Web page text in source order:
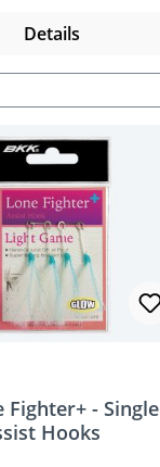
Details
Fighter+ - Single
Hooks